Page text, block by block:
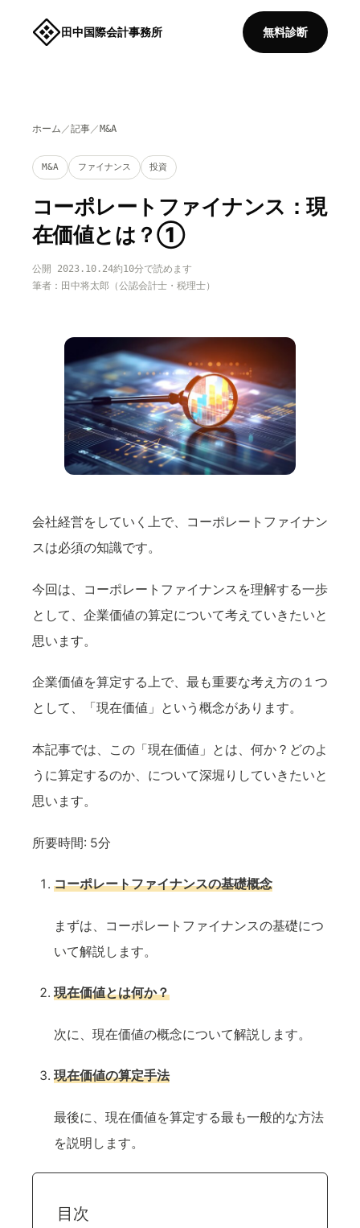
田中国際会計事務所 無料診断
ホーム ／記事／ M&A
M&A ファイナンス 投資
コーポレートファイナンス：現
在価値とは？①
公開 2023.10.24約10分で読めます
筆者：田中将太郎（公認会計士・税理士）
会社経営をしていく上で、コーポレートファイナン
スは必須の知識です。
今回は、コーポレートファイナンスを理解する一歩
として、企業価値の算定について考えていきたいと
思います。
企業価値を算定する上で、最も重要な考え方の１つ
として、「現在価値」という概念があります。
本記事では、この「現在価値」とは、何か？どのよ
うに算定するのか、について深堀りしていきたいと
思います。
所要時間: 5分
コーポレートファイナンスの基礎概念
まずは、コーポレートファイナンスの基礎につ
いて解説します。
現在価値とは何か？
次に、現在価値の概念について解説します。
現在価値の算定手法
最後に、現在価値を算定する最も一般的な方法
を説明します。
目次